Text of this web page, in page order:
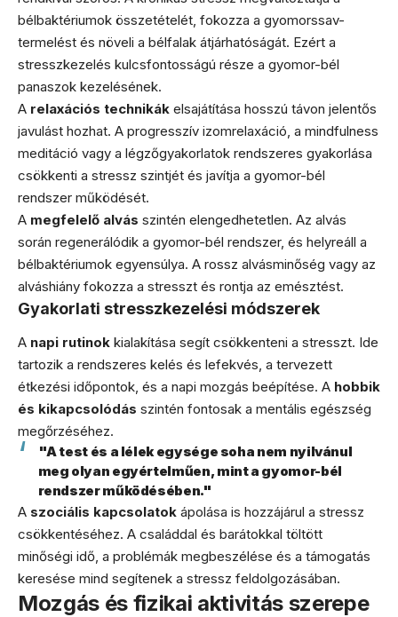
bélbaktériumok összetételét, fokozza a gyomorssav-
termelést és növeli a bélfalak átjárhatóságát. Ezért a
stresszkezelés kulcsfontosságú része a gyomor-bél
panaszok kezelésének.
A relaxációs technikák elsajátítása hosszú távon jelentős
javulást hozhat. A progresszív izomrelaxáció, a mindfulness
meditáció vagy a légzőgyakorlatok rendszeres gyakorlása
csökkenti a stressz szintjét és javítja a gyomor-bél
rendszer működését.
A megfelelő alvás szintén elengedhetetlen. Az alvás
során regenerálódik a gyomor-bél rendszer, és helyreáll a
bélbaktériumok egyensúlya. A rossz alvásminőség vagy az
alváshiány fokozza a stresszt és rontja az emésztést.
Gyakorlati stresszkezelési módszerek
A napi rutinok kialakítása segít csökkenteni a stresszt. Ide
tartozik a rendszeres kelés és lefekvés, a tervezett
étkezési időpontok, és a napi mozgás beépítése. A hobbik
és kikapcsolódás szintén fontosak a mentális egészség
megőrzéséhez.
"A test és a lélek egysége soha nem nyilvánul
meg olyan egyértelműen, mint a gyomor-bél
rendszer működésében."
A szociális kapcsolatok ápolása is hozzájárul a stressz
csökkentéséhez. A családdal és barátokkal töltött
minőségi idő, a problémák megbeszélése és a támogatás
keresése mind segítenek a stressz feldolgozásában.
Mozgás és fizikai aktivitás szerepe